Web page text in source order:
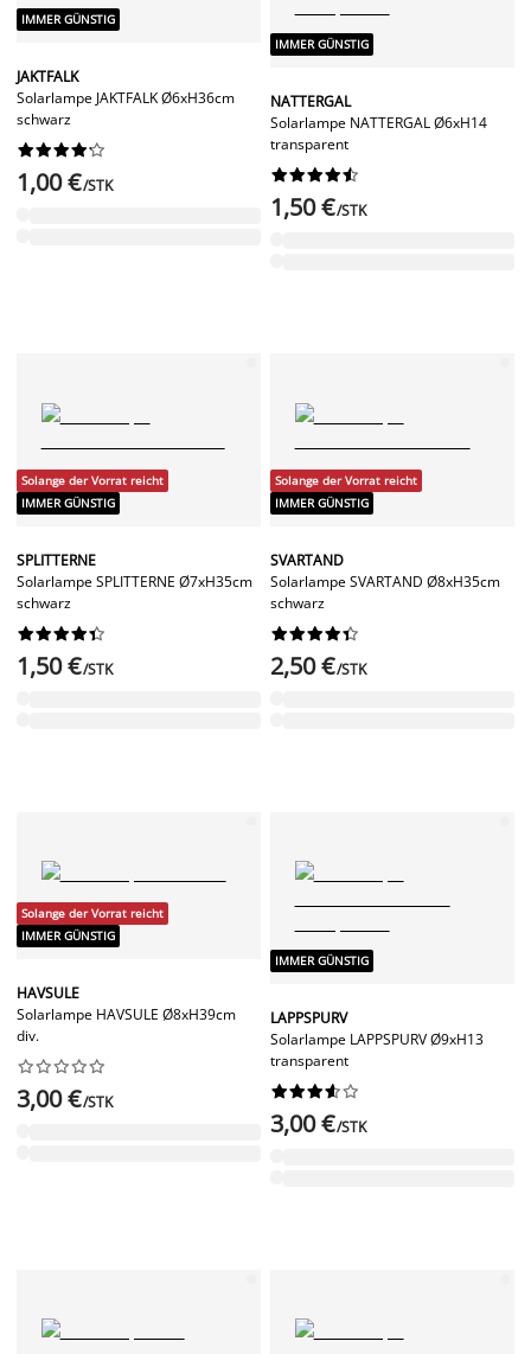
IMMER GÜNSTIG
JAKTFALK
Solarlampe JAKTFALK Ø6xH36cm
schwarz






1,00 €/STK
IMMER GÜNSTIG
NATTERGAL
Solarlampe NATTERGAL Ø6xH14
transparent






1,50 €/STK
Solange der Vorrat reicht
IMMER GÜNSTIG
SPLITTERNE
Solarlampe SPLITTERNE Ø7xH35cm
schwarz






1,50 €/STK
Solange der Vorrat reicht
IMMER GÜNSTIG
SVARTAND
Solarlampe SVARTAND Ø8xH35cm
schwarz






2,50 €/STK
Solange der Vorrat reicht
IMMER GÜNSTIG
HAVSULE
Solarlampe HAVSULE Ø8xH39cm
div.






3,00 €/STK
IMMER GÜNSTIG
LAPPSPURV
Solarlampe LAPPSPURV Ø9xH13
transparent






3,00 €/STK